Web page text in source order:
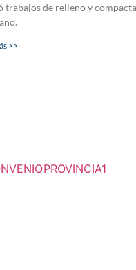
trabajos de relleno y
>>